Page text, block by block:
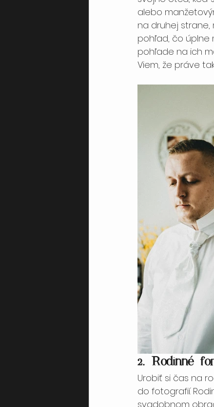
alebo
na druhej strane,
pohľad, čo úplne
pohľade na ich
Viem, že práve
2. Rodinné
Urobiť si čas na
do fotografií.
svadobnom